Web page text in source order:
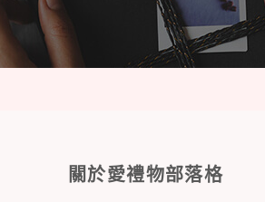
關於愛禮物部落格